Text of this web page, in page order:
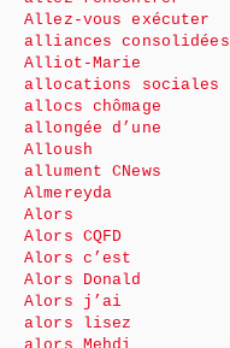
Allez-vous exécuter
alliances consolidées
Alliot-Marie
allocations sociales
allocs chômage
allongée d’une
Alloush
allument CNews
Almereyda
Alors
Alors CQFD
Alors c’est
Alors Donald
Alors j’ai
alors lisez